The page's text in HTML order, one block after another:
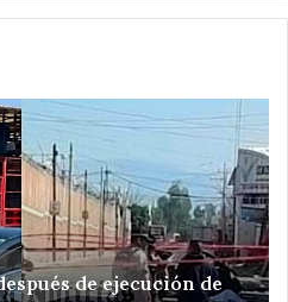
de ejecución de
a
de